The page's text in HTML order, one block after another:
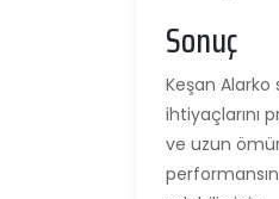
Sonuç
Keşan Alarko
ihtiyaçlarını
ve uzun